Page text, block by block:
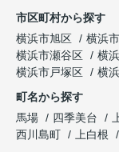
市区町村から探す
横浜市旭区
横浜
横浜市瀬谷区
横
横浜市戸塚区
横
町名から探す
馬場
四季美台
西川島町
上白根